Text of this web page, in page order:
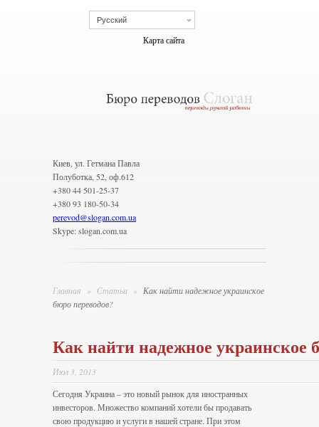
Русский
Карта сайта
Киев, ул. Гетмана Павла
Полуботка, 52, оф.612
+380 44 501-25-37
+380 93 180-50-34
perevod@slogan.com.ua
Skype: slogan.com.ua
Главная » Статьи » Как найти надежное украинское
бюро переводов?
Как найти надежное украинское
Июл 3, 2013
Сегодня Украина – это новый рынок для иностранных
инвесторов. Множество компаний хотели бы продавать
свою продукцию и услуги в нашей стране. При этом